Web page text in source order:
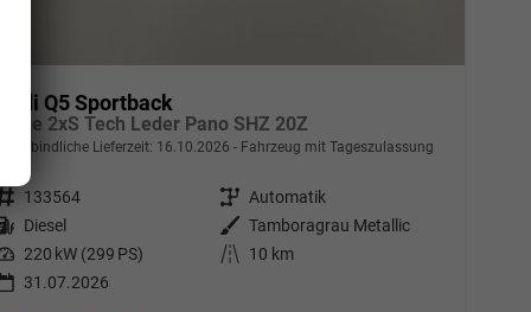
Audi Q5 Sportback
S line 2xS Tech Leder Pano SHZ 20Z
unverbindliche Lieferzeit: 16.10.2026 Fahrzeug mit Tageszulassung
Fahrzeugnr. 133564 Getriebe Automatik
Kraftstoff Diesel Außenfarbe Tamboragrau Metallic
Leistung 220 kW (299 PS) Kilometerstand
10 km
31.07.2026